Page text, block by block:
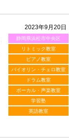
2023年9月20日
静岡県浜松市中央区
リトミック教室
ピアノ教室
バイオリン・チェロ教室
ドラム教室
ボーカル・声楽教室
学習塾
英語教室